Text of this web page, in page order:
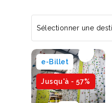
Sélectionner une
Jusqu'à - 57%
e-Billet